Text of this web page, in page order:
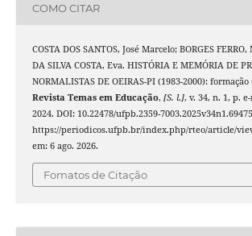
COMO CITAR
COSTA DOS SANTOS, José Marcelo; BORGES
DA SILVA COSTA, Eva. HISTÓRIA E MEMÓRIA DE
NORMALISTAS DE OEIRAS-PI (1983-2000):
Revista Temas em Educação, [S. l.], v. 34, n. 1, p.
2024. DOI: 10.22478/ufpb.2359-
https://periodicos.ufpb.br/index.php/rteo/article/
em: 6 ago. 2026.
Fomatos de Citação